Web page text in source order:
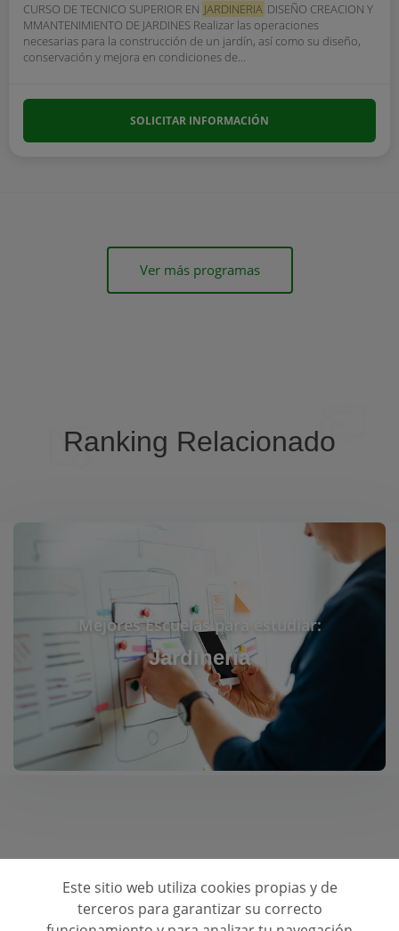
CURSO DE TECNICO SUPERIOR EN JARDINERIA DISEÑO CREACION Y
MMANTENIMIENTO DE JARDINES Realizar las operaciones
necesarias para la construcción de un jardín, así como su diseño,
conservación y mejora en condiciones de...
SOLICITAR INFORMACIÓN
Ver más programas
Ranking Relacionado
Mejores Escuelas para estudiar:
Jardinería
Consulta opiniones de centros de formación
Este sitio web utiliza cookies propias y de
terceros para garantizar su correcto